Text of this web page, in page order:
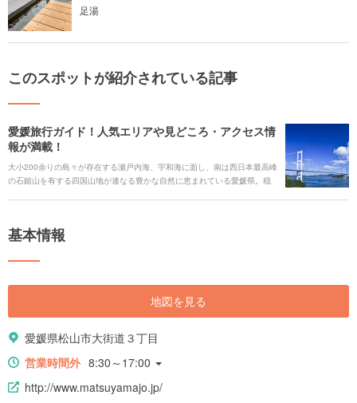
足湯
このスポットが紹介されている記事
愛媛旅行ガイド！人気エリアや見どころ・アクセス情
報が満載！
大小200余りの島々が存在する瀬戸内海、宇和海に面し、南は西日本最高峰
の石鎚山を有する四国山地が連なる豊かな自然に恵まれている愛媛県。穏
愛媛県が初めてなら絶対に外せない、またリピーターにもオススメのスポ
基本情報
地図を見る
愛媛県松山市大街道３丁目
営業時間外 8:30～17:00
http://www.matsuyamajo.jp/